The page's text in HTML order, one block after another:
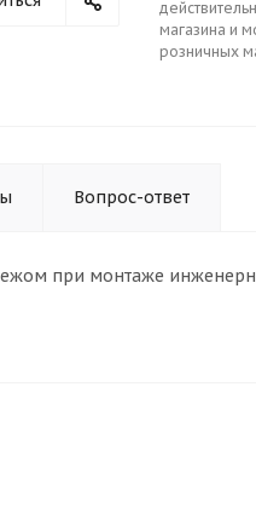
магазина и
розничных
Вопрос-ответ
при монтаже